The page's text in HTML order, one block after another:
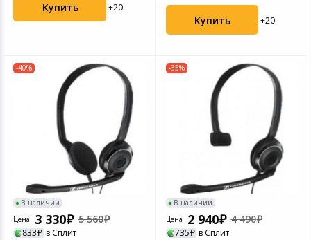
Купить +20
Купить +20
-40%
В наличии
Цена
3 330 5 560
833 в Сплит
-35%
В наличии
Цена
2 940 4 490
735 в Сплит